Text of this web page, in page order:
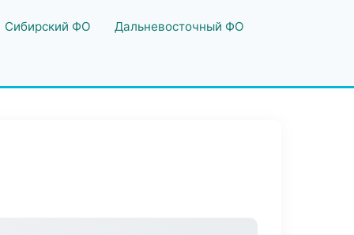
Сибирский ФО Дальневосточный ФО